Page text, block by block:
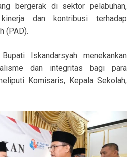
bergerak di sektor pelabuhan,
dan kontribusi terhadap
(PAD).
Iskandarsyah menekankan
dan integritas bagi para
Komisaris, Kepala Sekolah,